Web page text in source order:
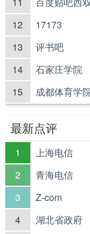
12 17173
13 评书吧
14 石家庄学院
15 成都体育学
最新点评
1 上海电信
2 青海电信
3 Z-com
4 湖北省政府